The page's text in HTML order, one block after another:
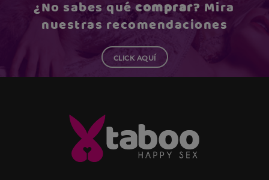
¿No sabes quécomprar? Mira
nuestras recomendaciones
CLICK AQUÍ